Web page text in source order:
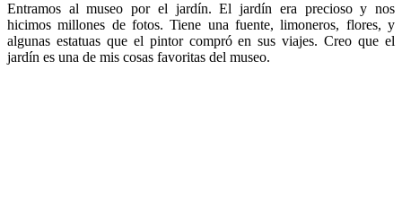
Entramos al museo por el jardín. El jardín era precioso y nos
hicimos millones de fotos. Tiene una fuente, limoneros, flores, y
algunas estatuas que el pintor compró en sus viajes. Creo que el
jardín es una de mis cosas favoritas del museo.